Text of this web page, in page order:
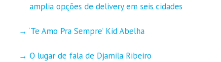
amplia opções de delivery em seis cidades
‘Te Amo Pra Sempre’ Kid Abelha
O lugar de fala de Djamila Ribeiro